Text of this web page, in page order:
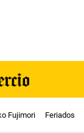
Fujimori Feriados